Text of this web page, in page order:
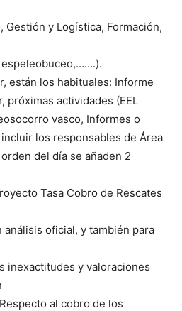
y Logística, Formación,
están los habituales: Informe
próximas actividades (EEL
vasco, Informes o
los responsables de Área
del día se añaden 2
Tasa Cobro de Rescates
oficial, y también para
inexactitudes y valoraciones
al cobro de los